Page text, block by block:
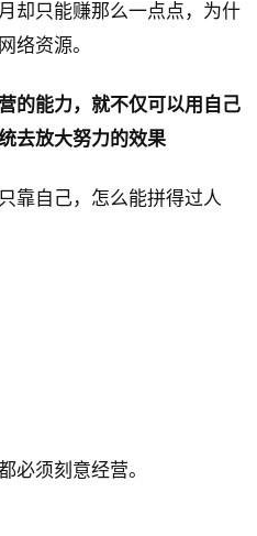
却只能赚那么一点点，为什
络资源。
的能力，就不仅可以用自己
去放大努力的效果
靠自己，怎么能拼得过人
必须刻意经营。